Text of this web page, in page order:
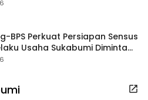
Dipisahkan
BPS Perkuat Persiapan Sensus
Usaha Sukabumi Diminta
Data